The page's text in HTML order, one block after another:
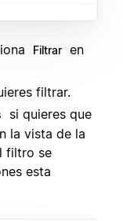
Filtrar en
filtrar.
si quieres que
la vista de la
filtro se
esta